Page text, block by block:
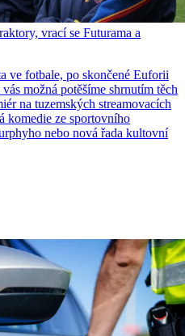
vrací se Futurama a
ve fotbale, po skončené Euforii
možná potěšíme shrnutím těch
na tuzemských streamovacích
komedie ze sportovního
nebo nová řada kultovní